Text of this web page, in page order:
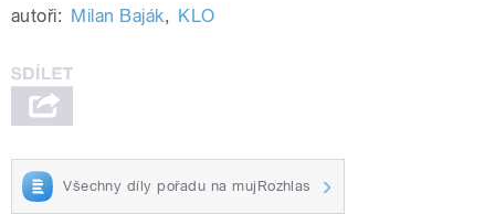
páteční Radioporadně, oblečená
stylově v lidovém kroji, předvedla
nejen předení.
autoři: Milan Baják, KLO
Všechny díly pořadu na mujRozhlas